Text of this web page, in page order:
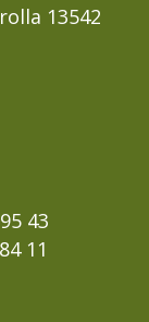
13542
43
11